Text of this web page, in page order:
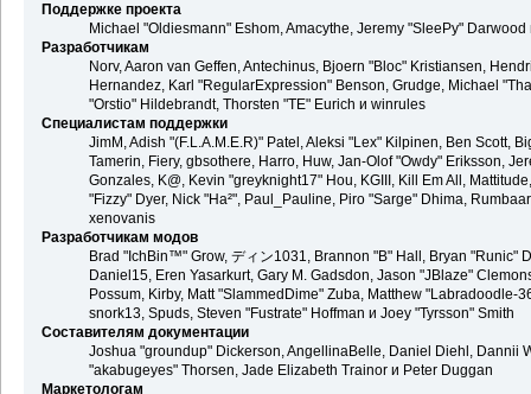
Поддержке проекта
Michael "Oldiesmann" Eshom, Amacythe, Jeremy "SleePy"
Разработчикам
Norv, Aaron van Geffen, Antechinus, Bjoern "Bloc" Kristiansen,
Hernandez, Karl "RegularExpression" Benson, Grudge, Michael
"Orstio" Hildebrandt, Thorsten "TE" Eurich и winrules
Специалистам поддержки
JimM, Adish "(F.L.A.M.E.R)" Patel, Aleksi "Lex" Kilpinen, Ben Scott,
Tamerin, Fiery, gbsothere, Harro, Huw, Jan-Olof "Owdy" Eriksson,
Gonzales, K@, Kevin "greyknight17" Hou, KGIII, Kill Em All,
"Fizzy" Dyer, Nick "Ha²", Paul_Pauline, Piro "Sarge" Dhima,
xenovanis
Разработчикам модов
Brad "IchBin™" Grow, ディン1031, Brannon "B" Hall, Bryan "Runic"
Daniel15, Eren Yasarkurt, Gary M. Gadsdon, Jason "JBlaze"
Possum, Kirby, Matt "SlammedDime" Zuba, Matthew "Labradoodle-
snork13, Spuds, Steven "Fustrate" Hoffman и Joey "Tyrsson" Smith
Составителям документации
Joshua "groundup" Dickerson, AngellinaBelle, Daniel Diehl, Dannii
"akabugeyes" Thorsen, Jade Elizabeth Trainor и Peter Duggan
Маркетологам